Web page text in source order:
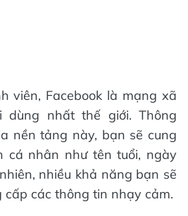
viên, Facebook là mạng xã
dùng nhất thế giới. Thông
nền tảng này, bạn sẽ cung
cá nhân như tên tuổi, ngày
nhiều khả năng bạn sẽ
cấp các thông tin nhạy cảm.